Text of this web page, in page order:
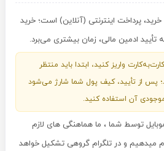
پرداخت اینترنتی (آنلاین) است؛ خرید
تأیید ادمین مالی، زمان بیشتری می‌برد.
واریز کنید، ابتدا باید منتظر
پس از تأیید، کیف پول شما شارژ می‌شود
آن استفاده کنید.
توسط شما ، ما هماهنگی های لازم
میدهیم و در تلگرام گروهی تشکیل خواهد